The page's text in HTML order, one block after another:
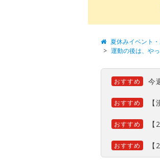
夏休みイベント
運動の後は、や
おすすめ 今
おすすめ
おすすめ
おすすめ